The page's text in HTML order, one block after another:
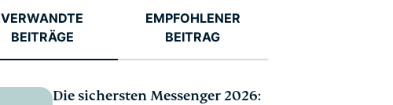
VERWANDTE
BEITRÄGE
EMPFOHLENER
BEITRAG
Die sichersten Messenger 2026: